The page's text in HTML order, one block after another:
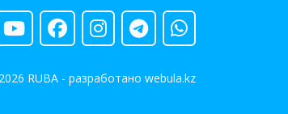
RUBA - разработано webula.kz